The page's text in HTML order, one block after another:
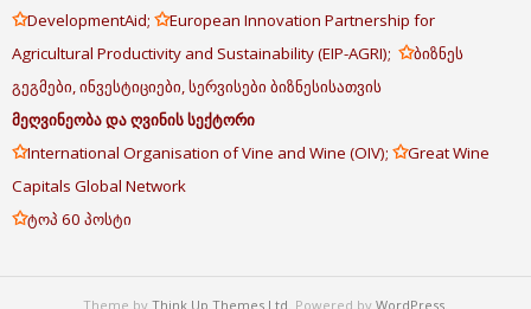
✩DevelopmentAid; ✩European Innovation Partnership for
Agricultural Productivity and Sustainability (EIP-AGRI); ✩ბიზნეს
გეგმები, ინვესტიციები, სერვისები ბიზნესისათვის
მეღვინეობადაღვინისსექტორი
✩International Organisation of Vine and Wine (OIV); ✩Great Wine
Capitals Global Network
✩ტოპ 60 პოსტი
Theme by Think Up Themes Ltd . Powered by WordPress